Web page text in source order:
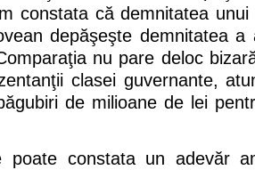
constata că demnitatea
depăşeşte demnitatea
nu pare deloc
clasei guvernante,
de milioane de lei
poate constata un adevăr